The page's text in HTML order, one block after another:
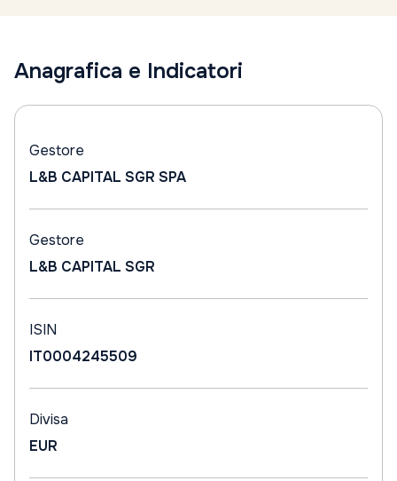
Anagrafica e Indicatori
Gestore
L&B CAPITAL SGR SPA
Gestore
L&B CAPITAL SGR
ISIN
IT0004245509
Divisa
EUR